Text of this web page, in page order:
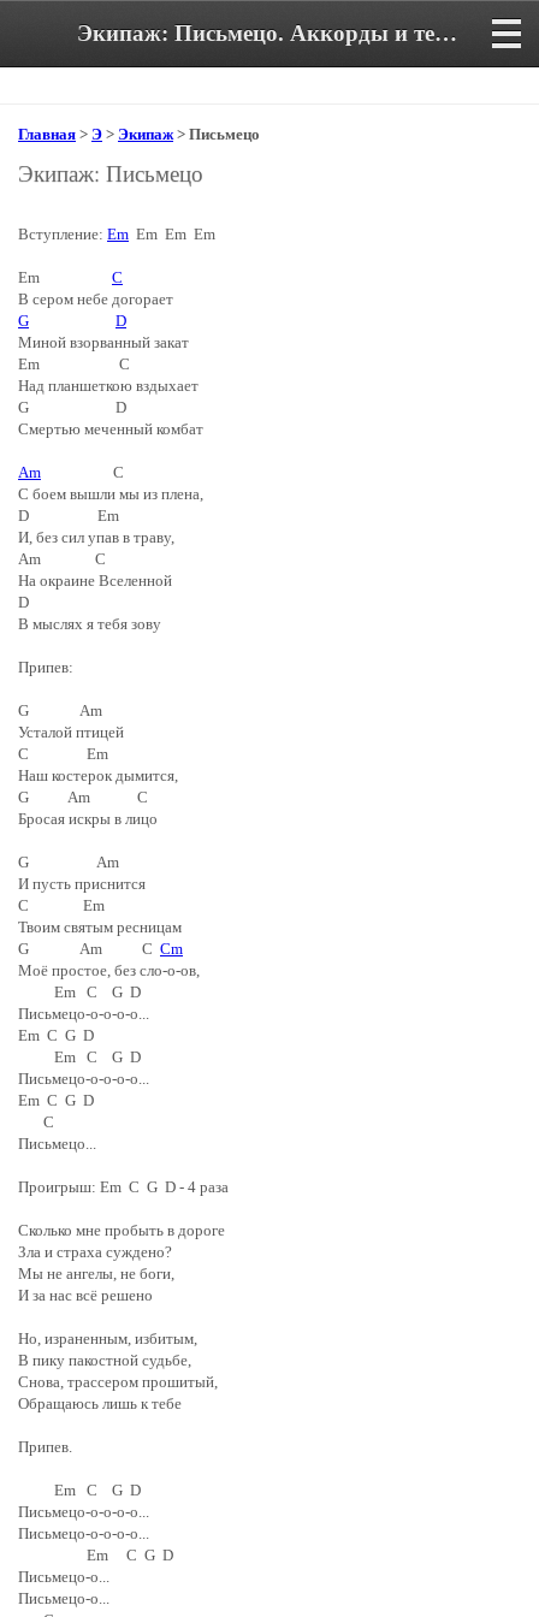
Экипаж: Письмецо. Аккорды и текст песни
Главная > Э > Экипаж> Письмецо
Экипаж: Письмецо
Вступление: Em Em Em Em
Em C
В сером небе догорает
G
D
Миной взорванный закат
Em C
Над планшеткою вздыхает
G D
Смертью меченный комбат
Am C
С боем вышли мы из плена,
D Em
И, без сил упав в траву,
Am C
На окраине Вселенной
D
В мыслях я тебя зову
Припев:
G Am
Усталой птицей
C Em
Наш костерок дымится,
G Am C
Бросая искры в лицо
G Am
И пусть приснится
C Em
Твоим святым ресницам
G Am C Cm
Моё простое, без сло-о-ов,
Em C G D
Письмецо-о-о-о-о...
Em C G D
Em C G D
Письмецо-о-о-о-о...
Em C G D
C
Письмецо...
Проигрыш: Em C G D - 4 раза
Сколько мне пробыть в дороге
Зла и страха суждено?
Мы не ангелы, не боги,
И за нас всё решено
Но, израненным, избитым,
В пику пакостной судьбе,
Снова, трассером прошитый,
Обращаюсь лишь к тебе
Припев.
Em C G D
Письмецо-о-о-о-о...
Письмецо-о-о-о-о...
Em C G D
Письмецо-о...
Письмецо-о...